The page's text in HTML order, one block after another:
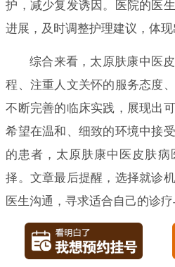
护，减少复发诱因。医院的医
进展，及时调整护理建议，体现
综合来看，太原肤康中医
程、注重人文关怀的服务态度
不断完善的临床实践，展现出
希望在温和、细致的环境中接
的患者，太原肤康中医皮肤
择。文章最后提醒，选择就诊
医生沟通，寻求适合自己的诊疗